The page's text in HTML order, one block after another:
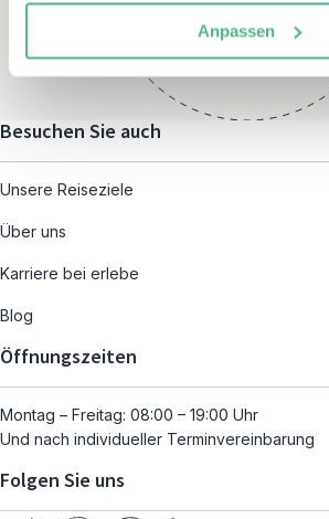
Anpassen
und nach individueller
Terminvereinbarung
Besuchen Sie auch
Unsere Reiseziele
Über uns
Karriere bei erlebe
Blog
Öffnungszeiten
Montag – Freitag: 08:00 – 19:00 Uhr
Und nach individueller Terminvereinbarung
Folgen Sie uns